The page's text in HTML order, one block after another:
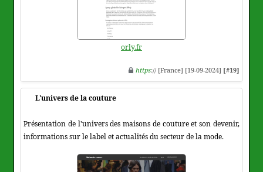
orly.fr
https:// [France] [19-09-2024] [#19]
L'univers de la couture
Présentation de l'univers des maisons de couture et son devenir,
informations sur le label et actualités du secteur de la mode.